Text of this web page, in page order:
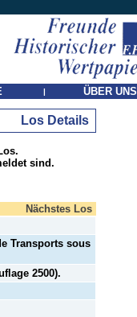
| ÜBER UNS
Los Details
sind.
Nächstes Los
Transports sous
2500).